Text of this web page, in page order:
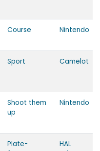
Course Nintendo
Sport Camelot
Shoot them
up
Nintendo
Plate-
HAL